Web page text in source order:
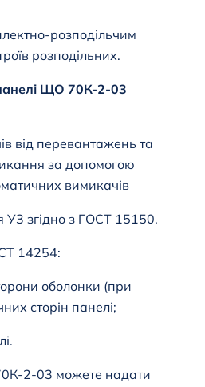
розподільчим
розподільних.
панелі ЩО 70К-2-03
від перевантажень та
за допомогою
вимикачів
У3 згідно з ГОСТ 15150.
14254:
оболонки (при
сторін панелі;
2-03 можете надати